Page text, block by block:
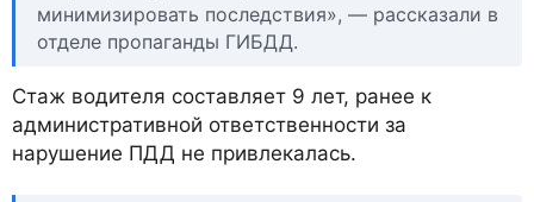
минимизировать последствия», — рассказали в
отделе пропаганды ГИБДД.
Стаж водителя составляет 9 лет, ранее к
административной ответственности за
нарушение ПДД не привлекалась.